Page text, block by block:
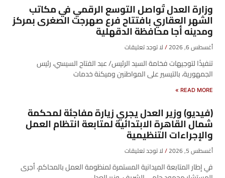
وزارة العدل تُواصل التوسع الرقمي في مكاتب
الشهر العقاري بافتتاح فرع صهرجت الصغرى بمركز
ومدينه أجا محافظة الدقهلية
أغسطس 6, 2026 لا توجد تعليقات
تنفيذًا لتوجيهات فخامة السيد الرئيس/ عبد الفتاح السيسي، رئيس
الجمهورية، بالتيسير على المواطنين وميكنة خدمات
READ MORE »
(فيديو) وزير العدل يجري زيارة مفاجئة لمحكمة
شمال القاهرة الابتدائية لمتابعة انتظام العمل
والإجراءات التنظيمية
أغسطس 5, 2026 لا توجد تعليقات
في إطار المتابعة الميدانية المستمرة لمنظومة العمل بالمحاكم، أجرى